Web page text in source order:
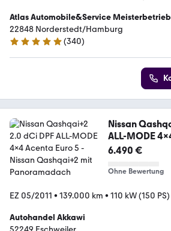
Atlas Automobile&Service Meisterbetrieb
+Reifenservice
22848 Norderstedt/Hamburg
5 Sterne
(340)
Nissan
ALL-MODE
6.490 €
Ohne Bewertung
EZ 05/2011 • 139.000 km • 110 kW (150 PS)
Autohandel Akkawi